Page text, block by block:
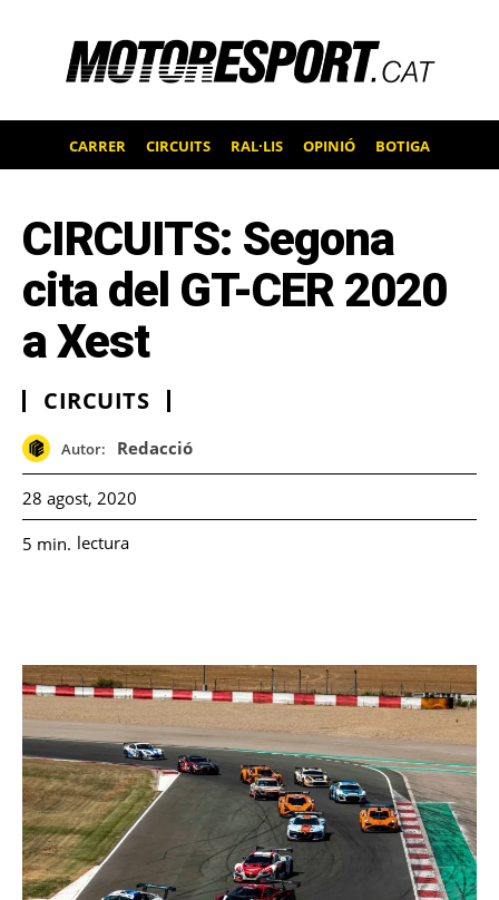
CARRER CIRCUITS RAL·LIS OPINIÓ BOTIGA
CIRCUITS: Segona
cita del GT-CER 2020
a Xest
CIRCUITS
Autor: Redacció
28 agost, 2020
5 min. lectura